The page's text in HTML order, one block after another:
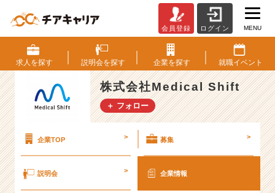
式
会
社
M
e
d
i
h
会員登録 ログイン MENU
求人を探す 説明会を探す 企業を探す 就職イベント
株式会社Medical Shift
＋ フォロー
企業TOP > 募集 >
説明会 > 企業情報